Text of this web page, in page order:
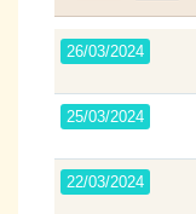
26/03/2024
25/03/2024
22/03/2024